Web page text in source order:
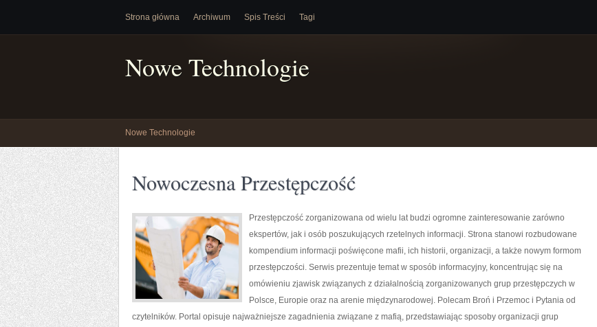
Strona główna Archiwum Spis Treści Tagi
Nowe Technologie
Nowe Technologie
Nowoczesna Przestępczość
Przestępczość zorganizowana od wielu lat budzi ogromne zainteresowanie zarówno
ekspertów, jak i osób poszukujących rzetelnych informacji. Strona stanowi rozbudowane
kompendium informacji poświęcone mafii, ich historii, organizacji, a także nowym formom
przestępczości. Serwis prezentuje temat w sposób informacyjny, koncentrując się na
omówieniu zjawisk związanych z działalnością zorganizowanych grup przestępczych w
Polsce, Europie oraz na arenie międzynarodowej. Polecam Broń i Przemoc i Pytania od
czytelników. Portal opisuje najważniejsze zagadnienia związane z mafią, przedstawiając sposoby organizacji grup